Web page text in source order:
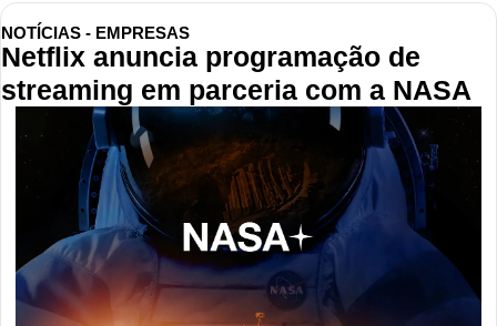
NOTÍCIAS - EMPRESAS
Netflix anuncia programação de
streaming em parceria com a NASA